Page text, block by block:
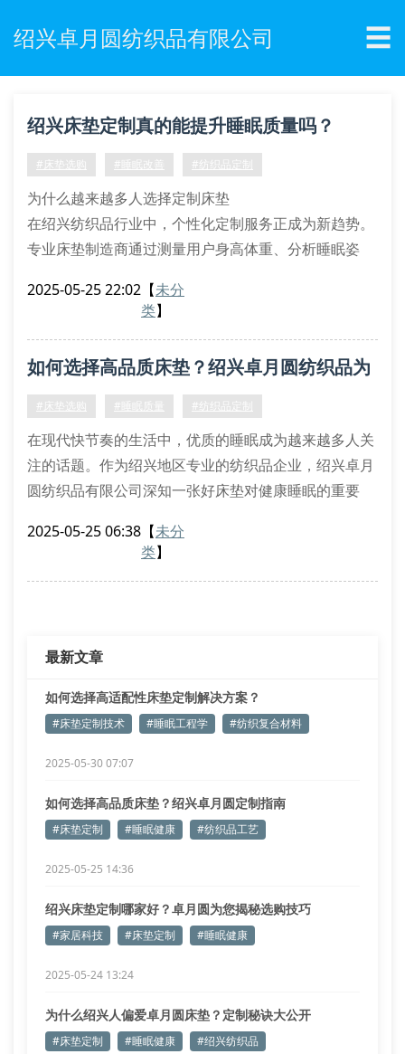
绍兴卓月圆纺织品有限公司 ☰
绍兴床垫定制真的能提升睡眠质量吗？
#床垫选购 #睡眠改善 #纺织品定制
为什么越来越多人选择定制床垫
在绍兴纺织品行业中，个性化定制服务正成为新趋势。
专业床垫制造商通过测量用户身高体重、分析睡眠姿
统。这种定制床垫能有效缓解腰椎压力，改善血液循
记忆棉层：自动适应体型曲线
独立弹簧组：分区支撑关键部位
2025-05-25 22:02 【未分
类】
如何选择高品质床垫？绍兴卓月圆纺织品为
您解答
#床垫选购 #睡眠质量 #纺织品定制
在现代快节奏的生活中，优质的睡眠成为越来越多人关
注的话题。作为绍兴地区专业的纺织品企业，绍兴卓月
圆纺织品有限公司深知一张好床垫对健康睡眠的重要
1. 了解床垫材质是关键
2025-05-25 06:38 【未分
类】
最新文章
如何选择高适配性床垫定制解决方案？
#床垫定制技术 #睡眠工程学 #纺织复合材料
2025-05-30 07:07
如何选择高品质床垫？绍兴卓月圆定制指南
#床垫定制 #睡眠健康 #纺织品工艺
2025-05-25 14:36
绍兴床垫定制哪家好？卓月圆为您揭秘选购技巧
#家居科技 #床垫定制 #睡眠健康
2025-05-24 13:24
为什么绍兴人偏爱卓月圆床垫？定制秘诀大公开
#床垫定制 #睡眠健康 #绍兴纺织品